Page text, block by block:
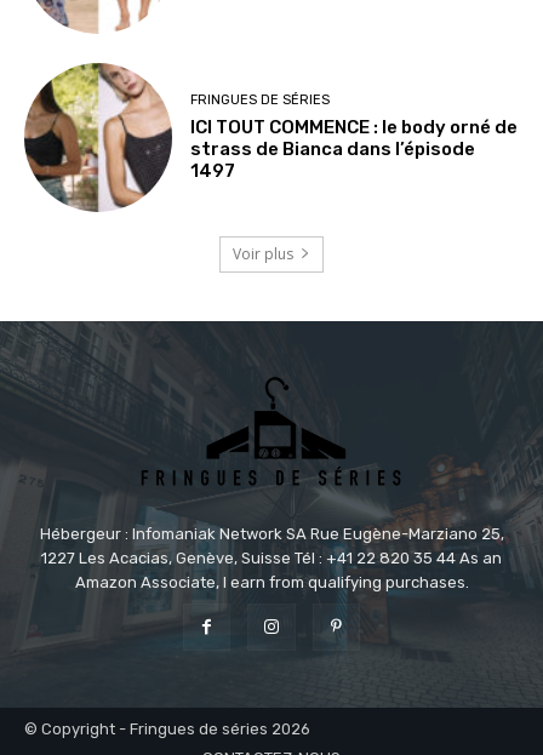
FRINGUES DE SÉRIES
ICI TOUT COMMENCE : le body orné de
strass de Bianca dans l’épisode
1497
Voir plus
Hébergeur : Infomaniak Network SA Rue Eugène-Marziano 25,
1227 Les Acacias, Genève, Suisse Tél : +41 22 820 35 44 As an
Amazon Associate, I earn from qualifying purchases.
© Copyright - Fringues de séries 2026